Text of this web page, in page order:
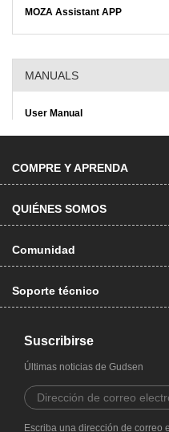
MOZA Assistant APP
MANUALS
User Manual
COMPRE Y APRENDA
QUIÉNES SOMOS
Comunidad
Soporte técnico
Suscribirse
Últimas noticias de Gudsen
Escriba una dirección de correo